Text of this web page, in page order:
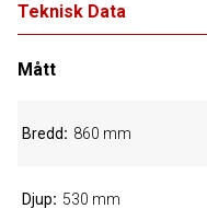
Teknisk Data
Mått
Bredd 860 mm
Djup 530 mm